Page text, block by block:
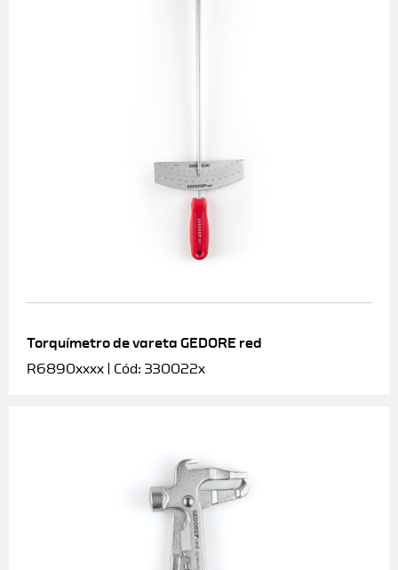
Torquímetro de vareta GEDORE red
R6890xxxx | Cód: 330022x